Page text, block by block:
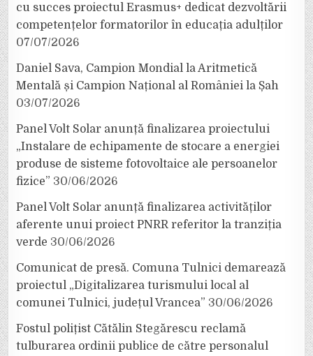
cu succes proiectul Erasmus+ dedicat dezvoltării
competențelor formatorilor în educația adulților
07/07/2026
Daniel Sava, Campion Mondial la Aritmetică
Mentală și Campion Național al României la Șah
03/07/2026
Panel Volt Solar anunță finalizarea proiectului
„Instalare de echipamente de stocare a energiei
produse de sisteme fotovoltaice ale persoanelor
fizice” 30/06/2026
Panel Volt Solar anunță finalizarea activităților
aferente unui proiect PNRR referitor la tranziția
verde 30/06/2026
Comunicat de presă. Comuna Tulnici demarează
proiectul „Digitalizarea turismului local al
comunei Tulnici, județul Vrancea” 30/06/2026
Fostul polițist Cătălin Stegărescu reclamă
tulburarea ordinii publice de către personalul